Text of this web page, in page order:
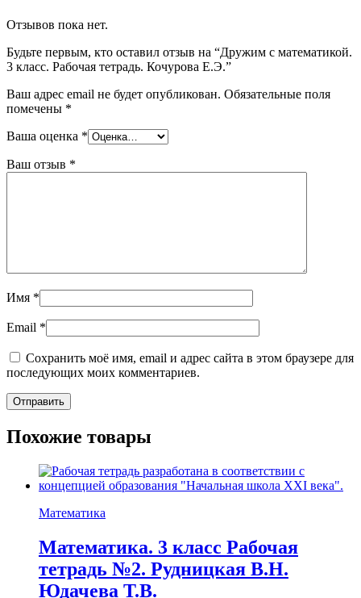
Отзывов пока нет.
Будьте первым, кто оставил отзыв на “Дружим с математикой.
3 класс. Рабочая тетрадь. Кочурова Е.Э.”
Ваш адрес email не будет опубликован. Обязательные поля
помечены *
Ваша оценка *
Ваш отзыв *
Имя *
Email *
Сохранить моё имя, email и адрес сайта в этом браузере для
последующих моих комментариев.
Похожие товары
Математика
Математика. 3 класс Рабочая
тетрадь №2. Рудницкая В.Н.
Юдачева Т.В.